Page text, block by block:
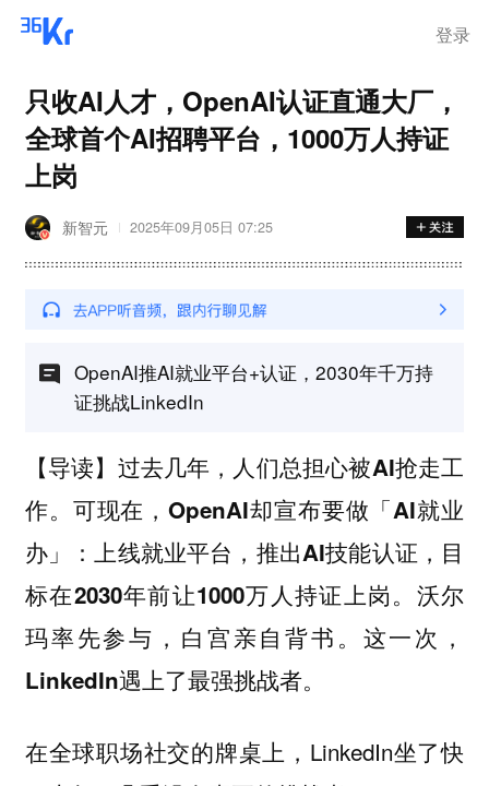
登录
只收AI人才，OpenAI认证直通大厂，
全球首个AI招聘平台，1000万人持证
上岗
新智元 2025年09月05日 07:25
OpenAI推AI就业平台+认证，2030年千万持
证挑战LinkedIn
【导读】过去几年，人们总担心被AI抢走工
作。可现在，OpenAI却宣布要做「AI就业
办」：上线就业平台，推出AI技能认证，目
标在2030年前让1000万人持证上岗。沃尔
玛率先参与，白宫亲自背书。这一次，
LinkedIn遇上了最强挑战者。
在全球职场社交的牌桌上，LinkedIn坐了快